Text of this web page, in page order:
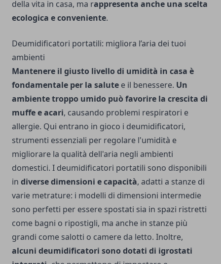
della vita in casa, ma rappresenta anche una scelta
ecologica e conveniente.
Deumidificatori portatili: migliora l’aria dei tuoi
ambienti
Mantenere il giusto livello di umidità in casa è
fondamentale per la salute e il benessere. Un
ambiente troppo umido può favorire la crescita di
muffe e acari, causando problemi respiratori e
allergie. Qui entrano in gioco i deumidificatori,
strumenti essenziali per regolare l'umidità e
migliorare la qualità dell'aria negli ambienti
domestici. I deumidificatori portatili sono disponibili
in diverse dimensioni e capacità, adatti a stanze di
varie metrature: i modelli di dimensioni intermedie
sono perfetti per essere spostati sia in spazi ristretti
come bagni o ripostigli, ma anche in stanze più
grandi come salotti o camere da letto. Inoltre,
alcuni deumidificatori sono dotati di igrostati